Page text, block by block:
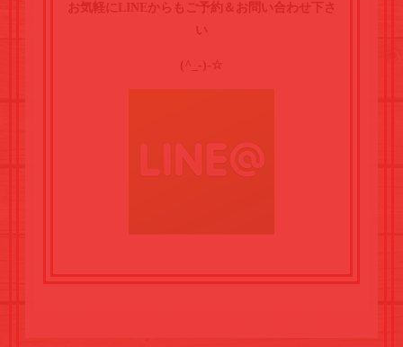
お気軽にLINEからもご予約＆お問い合わせ下さ
い
(^_-)-☆